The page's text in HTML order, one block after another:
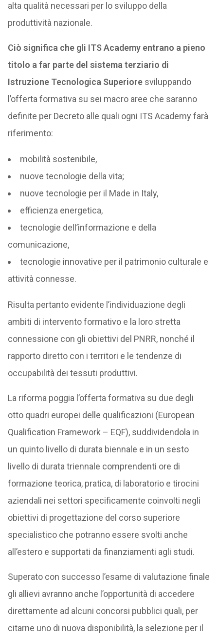
alta qualità necessari per lo sviluppo della
produttività nazionale.
Ciò significa che gli ITS Academy entrano a pieno
titolo a far parte del sistema terziario di
Istruzione Tecnologica Superioresviluppando
l’offerta formativa su sei macro aree che saranno
definite per Decreto alle quali ogni ITS Academy farà
riferimento:
mobilità sostenibile,
nuove tecnologie della vita;
nuove tecnologie per il Made in Italy,
efficienza energetica,
tecnologie dell’informazione e della
comunicazione,
tecnologie innovative per il patrimonio culturale e
attività connesse.
Risulta pertanto evidente l’individuazione degli
ambiti di intervento formativo e la loro stretta
connessione con gli obiettivi del PNRR, nonché il
rapporto diretto con i territori e le tendenze di
occupabilità dei tessuti produttivi.
La riforma poggia l’offerta formativa su due degli
otto quadri europei delle qualificazioni (European
Qualification Framework – EQF), suddividendola in
un quinto livello di durata biennale e in un sesto
livello di durata triennale comprendenti ore di
formazione teorica, pratica, di laboratorio e tirocini
aziendali nei settori specificamente coinvolti negli
obiettivi di progettazione del corso superiore
specialistico che potranno essere svolti anche
all’estero e supportati da finanziamenti agli studi.
Superato con successo l’esame di valutazione finale
gli allievi avranno anche l’opportunità di accedere
direttamente ad alcuni concorsi pubblici quali, per
citarne uno di nuova disponibilità, la selezione per il